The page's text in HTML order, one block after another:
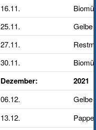
16.11.
25.11.
Gelbe
27.11.
30.11.
Dezember: 2021
06.12.
Gelbe
13.12.